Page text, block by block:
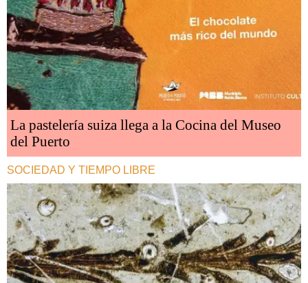
La pastelería suiza llega a la Cocina del Museo
del Puerto
SOCIEDAD Y TIEMPO LIBRE